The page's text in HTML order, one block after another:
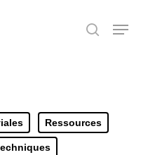
search
Menu
Ressources